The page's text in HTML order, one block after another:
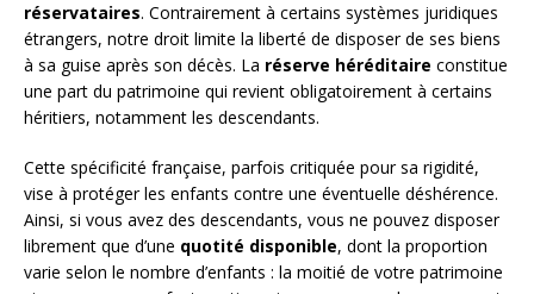
réservataires. Contrairement à certains systèmes juridiques
étrangers, notre droit limite la liberté de disposer de ses biens
à sa guise après son décès. La réserve héréditaire constitue
une part du patrimoine qui revient obligatoirement à certains
héritiers, notamment les descendants.
Cette spécificité française, parfois critiquée pour sa rigidité,
vise à protéger les enfants contre une éventuelle déshérence.
Ainsi, si vous avez des descendants, vous ne pouvez disposer
librement que d’une quotité disponible, dont la proportion
varie selon le nombre d’enfants : la moitié de votre patrimoine